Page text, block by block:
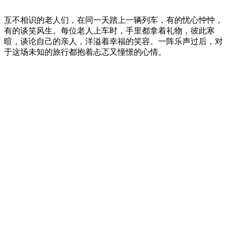
互不相识的老人们，在同一天踏上一辆列车，有的忧心忡忡，
有的谈笑风生。每位老人上车时，手里都拿着礼物，彼此寒
暄，谈论自己的亲人，洋溢着幸福的笑容。一阵乐声过后，对
于这场未知的旅行都抱着忐忑又憧憬的心情。